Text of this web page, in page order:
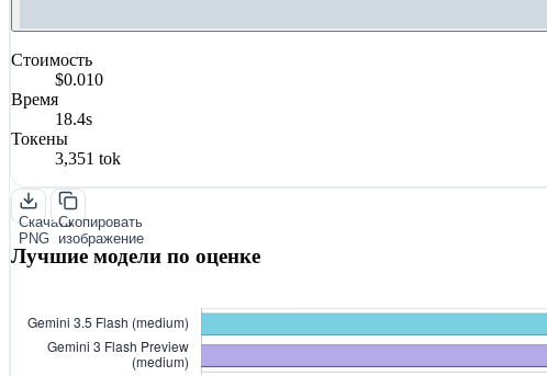
Стоимость
$0.010
Время
18.4s
Токены
3,351 tok
Скачать
PNG
Скопировать
изображение
Лучшие модели по оценке